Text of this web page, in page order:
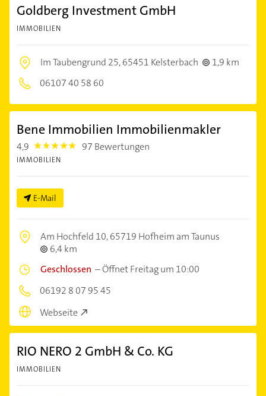
Goldberg Investment GmbH
IMMOBILIEN
Im Taubengrund 25,65451 Kelsterbach
1,9 km
06107 40 58 60
Bene Immobilien Immobilienmakler
4,9 4.9 97 Bewertungen
IMMOBILIEN
E-Mail
Am Hochfeld 10,65719 Hofheim am Taunus
6,4 km
Geschlossen –Öffnet Freitag um 10:00
06192 8 07 95 45
Webseite
RIO NERO 2 GmbH & Co. KG
IMMOBILIEN